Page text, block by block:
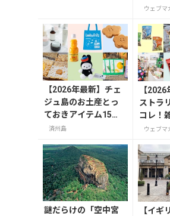
物】
産10選
ウェブマ
【2026年最新】チェ
ジュ島のお土産とっ
ておきアイテム15
選！お菓子やかわい
まで
済州島
【
ストラ
コレ！
ーでも
ウェブマ
謎だらけの「空中宮
【イギ